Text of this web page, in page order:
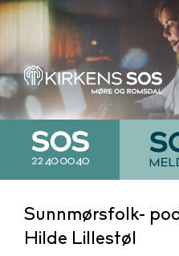
Sunnmørsfolk-
Hilde Lillestøl